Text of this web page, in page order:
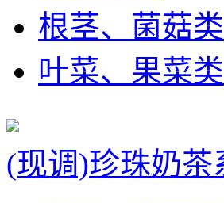
根茎、菌菇类
叶菜、果菜类
(现调)珍珠奶茶